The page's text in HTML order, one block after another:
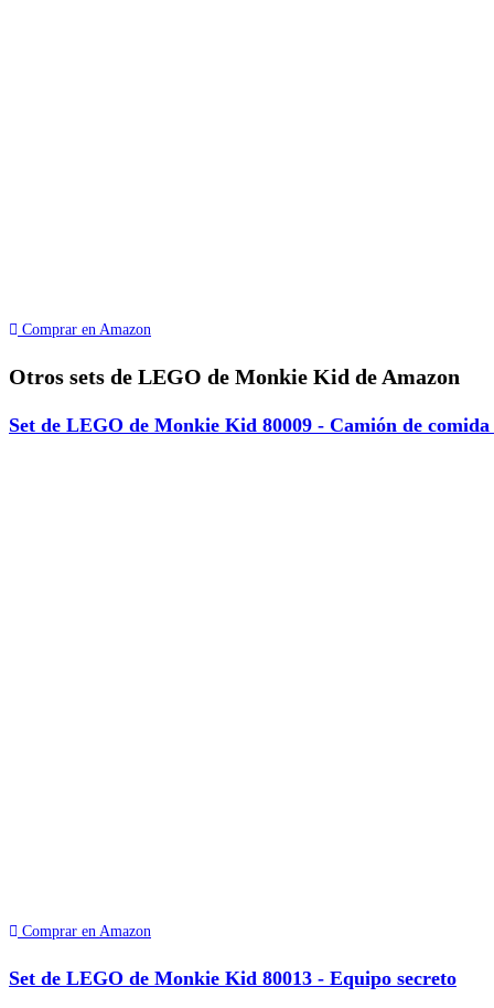
Comprar en Amazon
Otros sets de LEGO de Monkie Kid de Amazon
Set de LEGO de Monkie Kid 80009 - Camión de comida
Comprar en Amazon
Set de LEGO de Monkie Kid 80013 - Equipo secreto